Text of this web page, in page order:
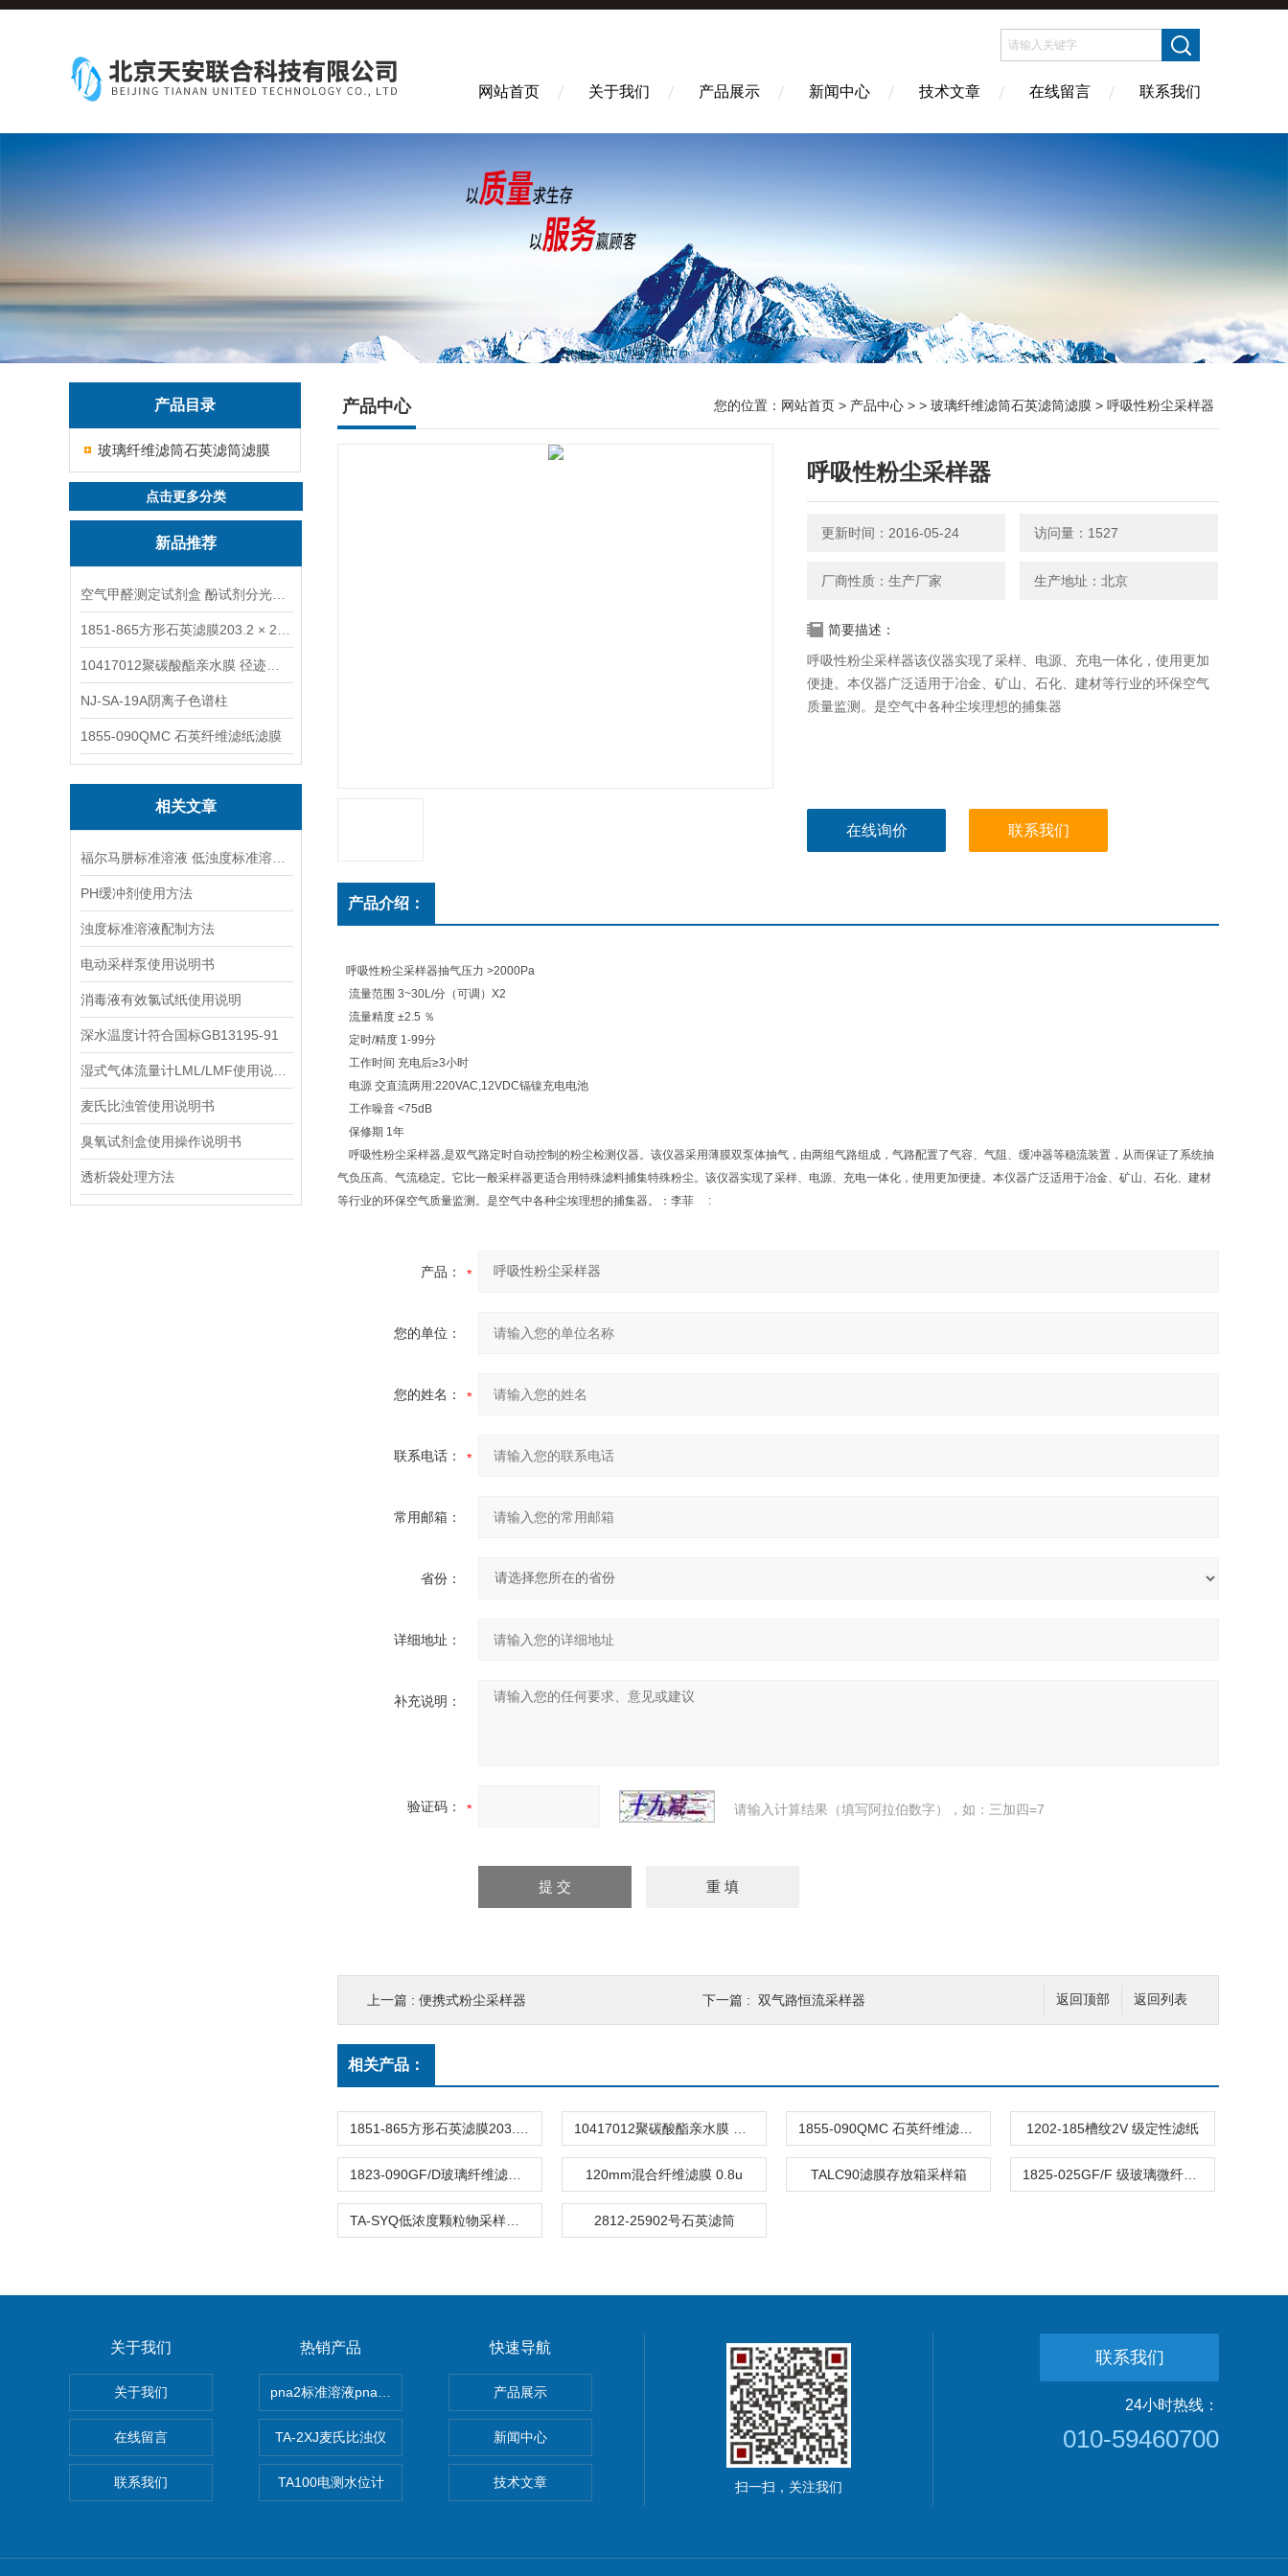
网站首页 关于我们 产品展示 新闻中心 技术文章 在线留言 联系我们
产品目录
玻璃纤维滤筒石英滤筒滤膜
点击更多分类
新品推荐
NJ-SA-19A阴离子色谱柱
1855-090QMC 石英纤维滤纸滤膜
相关文章
PH缓冲剂使用方法
浊度标准溶液配制方法
电动采样泵使用说明书
消毒液有效氯试纸使用说明
深水温度计符合国标GB13195-91
麦氏比浊管使用说明书
臭氧试剂盒使用操作说明书
透析袋处理方法
产品中心 您的位置： 网站首页 > 产品中心 > > 玻璃纤维滤筒石英滤筒滤膜 > 呼吸性粉尘采样器
呼吸性粉尘采样器
更新时间：2016-05-24 访问量：1527
厂商性质：生产厂家 生产地址：北京
简要描述：
呼吸性粉尘采样器该仪器实现了采样、电源、充电一体化，使用更加
便捷。本仪器广泛适用于冶金、矿山、石化、建材等行业的环保空气
质量监测。是空气中各种尘埃理想的捕集器
在线询价 联系我们
产品介绍：
呼吸性粉尘采样器抽气压力 >2000Pa
流量范围 3~30L/分（可调）X2
流量精度 ±2.5 ％
定时/精度 1-99分
工作时间 充电后≥3小时
电源 交直流两用:220VAC,12VDC镉镍充电电池
工作噪音 <75dB
保修期 1年
呼吸性粉尘采样器,是双气路定时自动控制的粉尘检测仪器。该仪器采用薄膜双泵体抽气，由两组气路组成，气路配置了气容、气阻、缓冲器等稳流装置，从而保证了系统抽
气负压高、气流稳定。它比一般采样器更适合用特殊滤料捕集特殊粉尘。该仪器实现了采样、电源、充电一体化，使用更加便捷。本仪器广泛适用于冶金、矿山、石化、建材
等行业的环保空气质量监测。是空气中各种尘埃理想的捕集器。：李菲 :
产品：
您的单位：
您的姓名：
联系电话：
常用邮箱：
省份：
详细地址：
补充说明：
验证码： 请输入计算结果（填写阿拉伯数字），如：三加四=7
返回列表
返回顶部
上一篇 : 便携式粉尘采样器 下一篇 : 双气路恒流采样器
相关产品：
1202-185槽纹2V 级定性滤纸
120mm混合纤维滤膜 0.8u TALC90滤膜存放箱采样箱
2812-25902号石英滤筒
关于我们
关于我们
在线留言
联系我们
热销产品
pna2标准溶液pna3 pna4 pna5 pna6纳离子
TA-2XJ麦氏比浊仪
TA100电测水位计
快速导航
产品展示
新闻中心
技术文章 扫一扫，关注我们
联系我们
24小时热线：
010-59460700